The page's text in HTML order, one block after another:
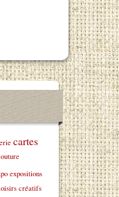
cartes
expositions
créatifs